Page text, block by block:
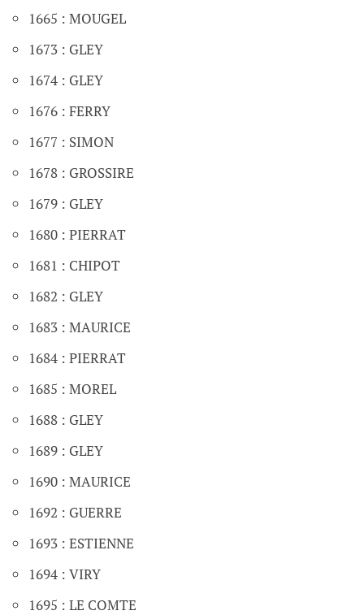
1665 : MOUGEL
1673 : GLEY
1674 : GLEY
1676 : FERRY
1677 : SIMON
1678 : GROSSIRE
1679 : GLEY
1680 : PIERRAT
1681 : CHIPOT
1682 : GLEY
1683 : MAURICE
1684 : PIERRAT
1685 : MOREL
1688 : GLEY
1689 : GLEY
1690 : MAURICE
1692 : GUERRE
1693 : ESTIENNE
1694 : VIRY
1695 : LE COMTE